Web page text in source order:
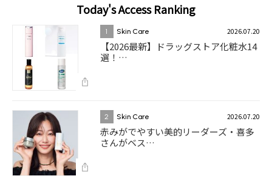
Today's Access Ranking
1 Skin Care 2026.07.20
【2026最新】ドラッグストア化粧水14
選！…
2 Skin Care 2026.07.20
赤みがでやすい美的リーダーズ・喜多
さんがベス…